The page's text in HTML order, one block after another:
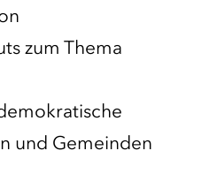
zum Thema
und Gemeinden